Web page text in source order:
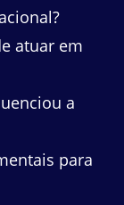
atuar em
a
para